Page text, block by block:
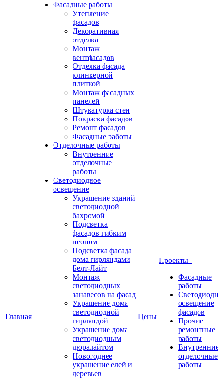
Главная
Фасадные работы
Утепление
фасадов
Декоративная
отделка
Монтаж
вентфасадов
Отделка фасада
клинкерной
плиткой
Монтаж фасадных
панелей
Штукатурка стен
Покраска фасадов
Ремонт фасадов
Фасадные работы
Отделочные работы
Внутренние
отделочные
работы
Светодиодное
освещение
Украшение зданий
светодиодной
бахромой
Подсветка
фасадов гибким
неоном
Подсветка фасада
дома гирляндами
Белт-Лайт
Монтаж
светодиодных
занавесов на фасад
Украшение дома
светодиодной
гирляндой
Украшение дома
светодиодным
дюралайтом
Новогоднее
украшение елей и
деревьев
Цены
Проекты
Фасадные
работы
освещение
фасадов
Прочие
ремонтные
работы
отделочные
работы